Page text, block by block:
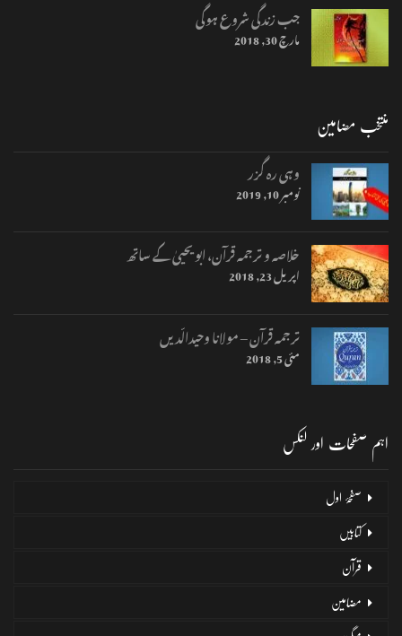
جب زندگی شروع ہوگی
مارچ 30, 2018
منتخب مضامین
وہی رہ گزر
نومبر 10, 2019
خلاصہ و ترجمہ قرآن، ابو یحییٰ کے ساتھ
اپریل 23, 2018
ترجمہ قرآن – مولانا وحیدالّدیں
مئی 5, 2018
اہم صفحات اور لنکس
صفحۂ اول
کتابیں
قرآن
مضامین